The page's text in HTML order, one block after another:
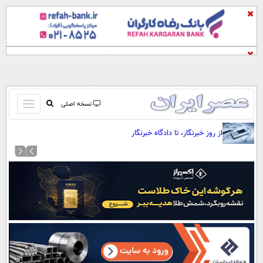
نسخه اصلی
باز
و
کردن
صفحه اول
آرشیو
نظرسنجی
آب و هوا
اوقات شرعی
سواد زندگی
از روز خبرنگار، تا دادگاه خبرنگار